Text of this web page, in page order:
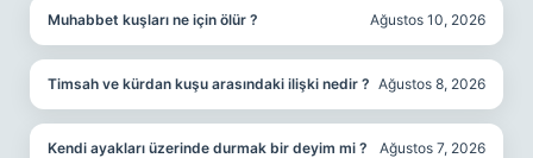
Muhabbet kuşları ne için ölür ? Ağustos 10, 2026
Timsah ve kürdan kuşu arasındaki ilişki nedir ? Ağustos 8, 2026
Kendi ayakları üzerinde durmak bir deyim mi ? Ağustos 7, 2026